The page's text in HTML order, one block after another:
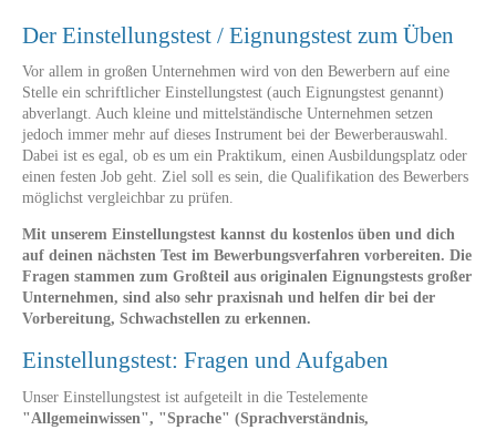
Der Einstellungstest / Eignungstest zum Üben
Vor allem in großen Unternehmen wird von den Bewerbern auf eine
Stelle ein schriftlicher Einstellungstest (auch Eignungstest genannt)
abverlangt. Auch kleine und mittelständische Unternehmen setzen
jedoch immer mehr auf dieses Instrument bei der Bewerberauswahl.
Dabei ist es egal, ob es um ein Praktikum, einen Ausbildungsplatz oder
einen festen Job geht. Ziel soll es sein, die Qualifikation des Bewerbers
möglichst vergleichbar zu prüfen.
Mit unserem Einstellungstest kannst du kostenlos üben und dich
auf deinen nächsten Test im Bewerbungsverfahren vorbereiten. Die
Fragen stammen zum Großteil aus originalen Eignungstests großer
Unternehmen, sind also sehr praxisnah und helfen dir bei der
Vorbereitung, Schwachstellen zu erkennen.
Einstellungstest: Fragen und Aufgaben
Unser Einstellungstest ist aufgeteilt in die Testelemente
"Allgemeinwissen", "Sprache" (Sprachverständnis,